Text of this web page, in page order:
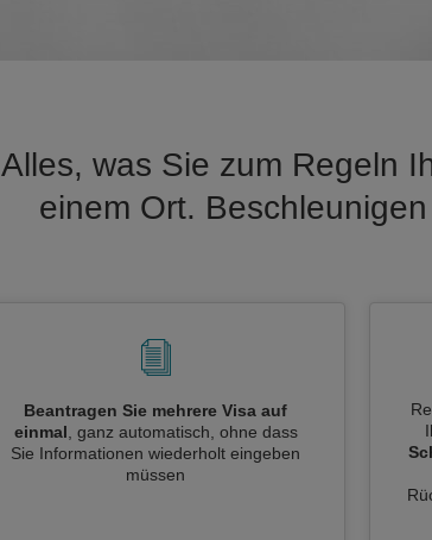
Alles, was Sie zum Regeln
einem Ort.
Beantragen Sie mehrere Visa auf
einmal , ganz automatisch, ohne dass
Sie Informationen wiederholt eingeben
müssen